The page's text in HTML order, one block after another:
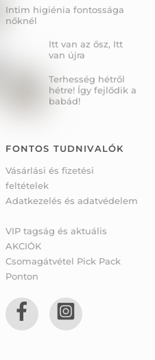
Intim higiénia fontossága
nőknél
Itt van az ősz, Itt
van újra
Terhesség hétről
hétre! Így fejlődik a
babád!
FONTOS TUDNIVALÓK
Vásárlási és fizetési
feltételek
Adatkezelés és adatvédelem
VIP tagság és aktuális
AKCIÓK
Csomagátvétel Pick Pack
Ponton